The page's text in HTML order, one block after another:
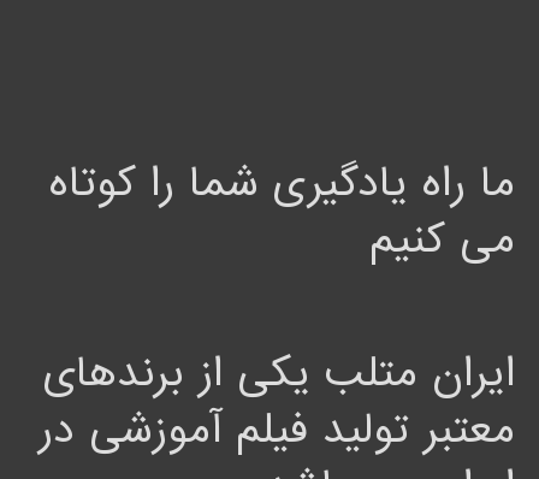
ما راه یادگیری شما را کوتاه
می کنیم
ایران متلب یکی از برندهای
معتبر تولید فیلم آموزشی در